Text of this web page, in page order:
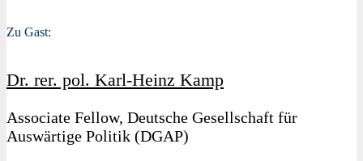
Zu Gast:
Dr. rer. pol. Karl-Heinz Kamp
Associate Fellow, Deutsche Gesellschaft für
Auswärtige Politik (DGAP)